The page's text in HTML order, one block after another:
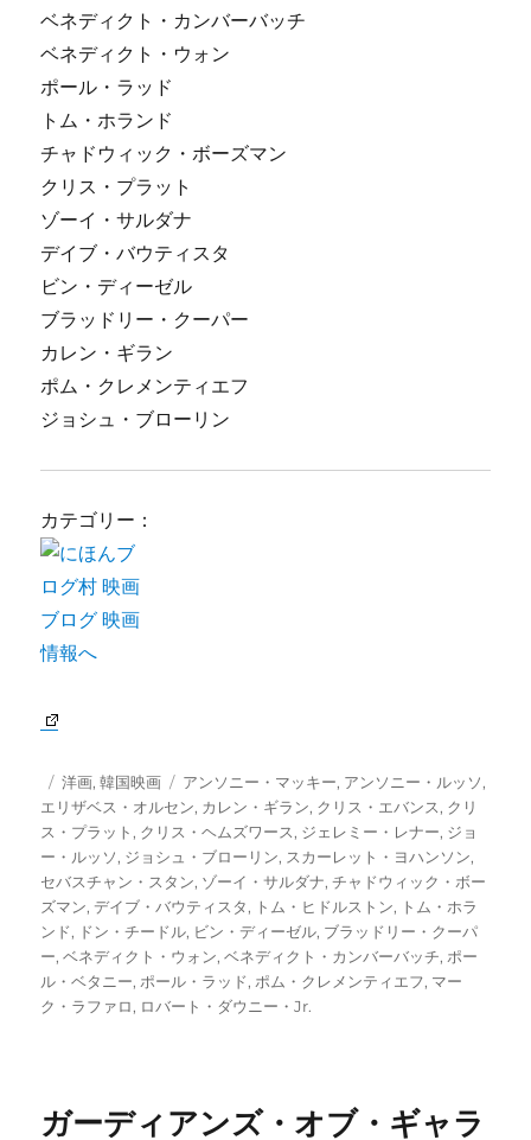
ベネディクト・カンバーバッチ
ベネディクト・ウォン
ポール・ラッド
トム・ホランド
チャドウィック・ボーズマン
クリス・プラット
ゾーイ・サルダナ
デイブ・バウティスタ
ビン・ディーゼル
ブラッドリー・クーパー
カレン・ギラン
ポム・クレメンティエフ
ジョシュ・ブローリン
カテゴリー：
投
稿
日:
カ
テ
ゴ
リ
ー
洋画,韓国映画
タ
グ
アンソニー・マッキー, アンソニー・ルッソ,
エリザベス・オルセン, カレン・ギラン, クリス・エバンス, クリ
ス・プラット , クリス・ヘムズワース, ジェレミー・レナー, ジョ
ー・ルッソ, ジョシュ・ブローリン, スカーレット・ヨハンソン,
セバスチャン・スタン, ゾーイ・サルダナ,チャドウィック・ボー
ズマン,デイブ・バウティスタ, トム・ヒドルストン, トム・ホラ
ンド, ドン・チードル, ビン・ディーゼル, ブラッドリー・クーパ
ー,ベネディクト・ウォン,ベネディクト・カンバーバッチ, ポー
ル・ベタニー, ポール・ラッド, ポム・クレメンティエフ, マー
ク・ラファロ, ロバート・ダウニー・Jr.
ガーディアンズ・オブ・ギャラ